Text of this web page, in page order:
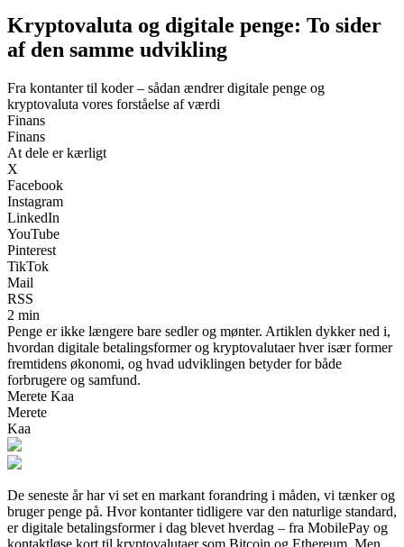
Kryptovaluta og digitale penge: To sider
af den samme udvikling
Fra kontanter til koder – sådan ændrer digitale penge og
kryptovaluta vores forståelse af værdi
Finans
Finans
At dele er kærligt
X
Facebook
Instagram
LinkedIn
YouTube
Pinterest
TikTok
Mail
RSS
2 min
Penge er ikke længere bare sedler og mønter. Artiklen dykker ned i,
hvordan digitale betalingsformer og kryptovalutaer hver især former
fremtidens økonomi, og hvad udviklingen betyder for både
forbrugere og samfund.
Merete Kaa
Merete
Kaa
De seneste år har vi set en markant forandring i måden, vi tænker og
bruger penge på. Hvor kontanter tidligere var den naturlige standard,
er digitale betalingsformer i dag blevet hverdag – fra MobilePay og
kontaktløse kort til kryptovalutaer som Bitcoin og Ethereum. Men